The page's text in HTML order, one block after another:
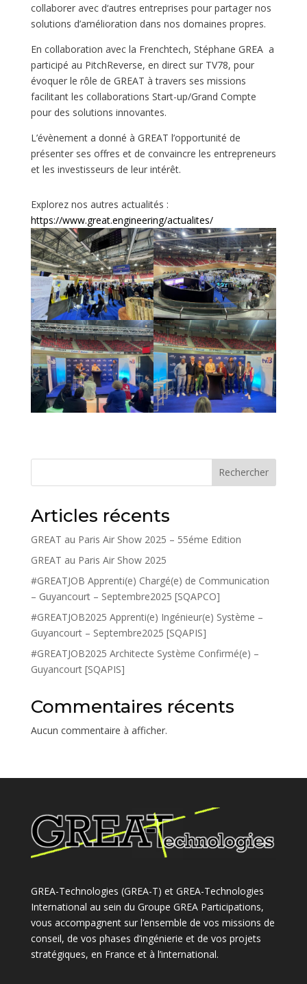
collaborer avec d‘autres entreprises pour partager nos
solutions d’amélioration dans nos domaines propres.
En collaboration avec la Frenchtech, Stéphane GREA a
participé au PitchReverse, en direct sur TV78, pour
évoquer le rôle de GREAT à travers ses missions
facilitant les collaborations Start-up/Grand Compte
pour des solutions innovantes.
L’évènement a donné à GREAT l’opportunité de
présenter ses offres et de convaincre les entrepreneurs
et les investisseurs de leur intérêt.
Explorez nos autres actualités :
https://www.great.engineering/actualites/
Rechercher
Articles récents
GREAT au Paris Air Show 2025 – 55éme Edition
GREAT au Paris Air Show 2025
#GREATJOB Apprenti(e) Chargé(e) de Communication
– Guyancourt – Septembre2025 [SQAPCO]
#GREATJOB2025 Apprenti(e) Ingénieur(e) Système –
Guyancourt – Septembre2025 [SQAPIS]
#GREATJOB2025 Architecte Système Confirmé(e) –
Guyancourt [SQAPIS]
Commentaires récents
Aucun commentaire à afficher.
GREA-Technologies (GREA-T) et GREA-Technologies
International au sein du Groupe GREA Participations,
vous accompagnent sur l’ensemble de vos missions de
conseil, de vos phases d’ingénierie et de vos projets
stratégiques, en France et à l’international.